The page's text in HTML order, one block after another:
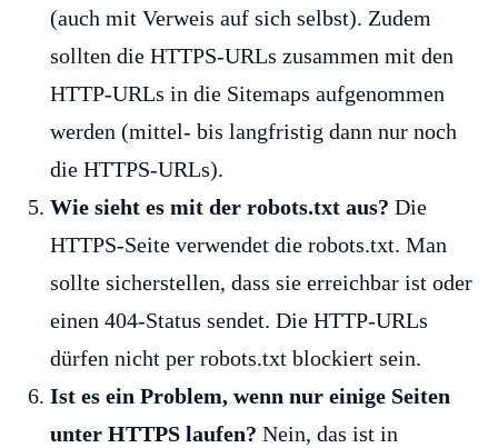
(auch mit Verweis auf sich selbst). Zudem
sollten die HTTPS-URLs zusammen mit den
HTTP-URLs in die Sitemaps aufgenommen
werden (mittel- bis langfristig dann nur noch
die HTTPS-URLs).
Wie sieht es mit der robots.txt aus? Die
HTTPS-Seite verwendet die robots.txt. Man
sollte sicherstellen, dass sie erreichbar ist oder
einen 404-Status sendet. Die HTTP-URLs
dürfen nicht per robots.txt blockiert sein.
Ist es ein Problem, wenn nur einige Seiten
unter HTTPS laufen? Nein, das ist in